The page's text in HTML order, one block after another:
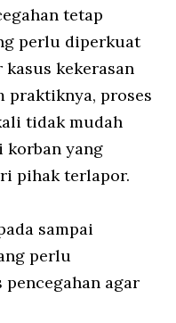
tetap
perlu diperkuat
kekerasan
praktiknya, proses
tidak mudah
korban yang
pihak terlapor.
sampai
perlu
agar